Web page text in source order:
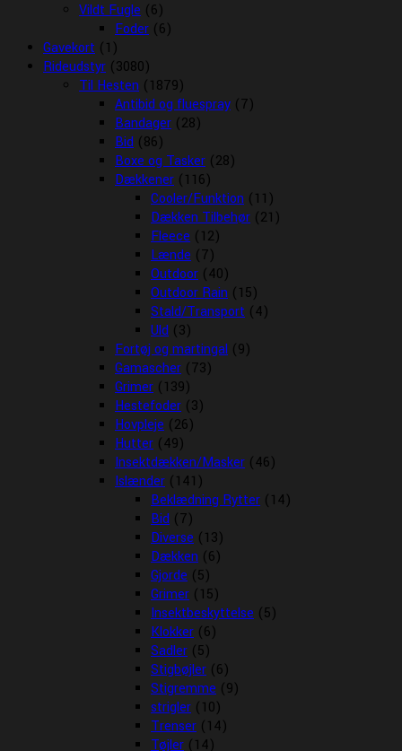
Vildt Fugle (6)
Foder (6)
Gavekort (1)
Rideudstyr (3080)
Til Hesten (1879)
Antibid og fluespray (7)
Bandager (28)
Bid (86)
Boxe og Tasker (28)
Dækkener (116)
Cooler/Funktion (11)
Dækken Tilbehør (21)
Fleece (12)
Lænde (7)
Outdoor (40)
Outdoor Rain (15)
Stald/Transport (4)
Uld (3)
Fortøj og martingal (9)
Gamascher (73)
Grimer (139)
Hestefoder (3)
Hovpleje (26)
Hutter (49)
Insektdækken/Masker (46)
Islænder (141)
Beklædning Rytter (14)
Bid (7)
Diverse (13)
Dækken (6)
Gjorde (5)
Grimer (15)
Insektbeskyttelse (5)
Klokker (6)
Sadler (5)
Stigbøjler (6)
Stigremme (9)
strigler (10)
Trenser (14)
Tøjler (14)